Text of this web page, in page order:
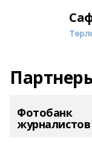
Фотобанк